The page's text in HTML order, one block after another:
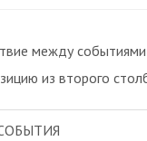
между
из второго